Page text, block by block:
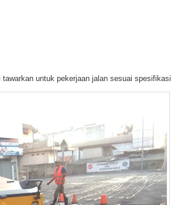
untuk pekerjaan jalan sesuai spesifikasi